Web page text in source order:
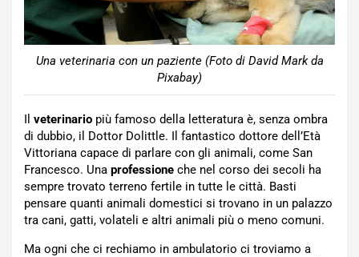
Una veterinaria con un paziente (Foto di David Mark da
Pixabay)
Il veterinario più famoso della letteratura è, senza ombra
di dubbio, il Dottor Dolittle. Il fantastico dottore dell’Età
Vittoriana capace di parlare con gli animali, come San
Francesco. Una professione che nel corso dei secoli ha
sempre trovato terreno fertile in tutte le città. Basti
pensare quanti animali domestici si trovano in un palazzo
tra cani, gatti, volateli e altri animali più o meno comuni.
Ma ogni che ci rechiamo in ambulatorio ci troviamo a